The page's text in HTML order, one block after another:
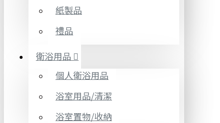
紙製品
禮品
衛浴用品
個人衛浴用品
浴室用品/清潔
浴室置物/收納